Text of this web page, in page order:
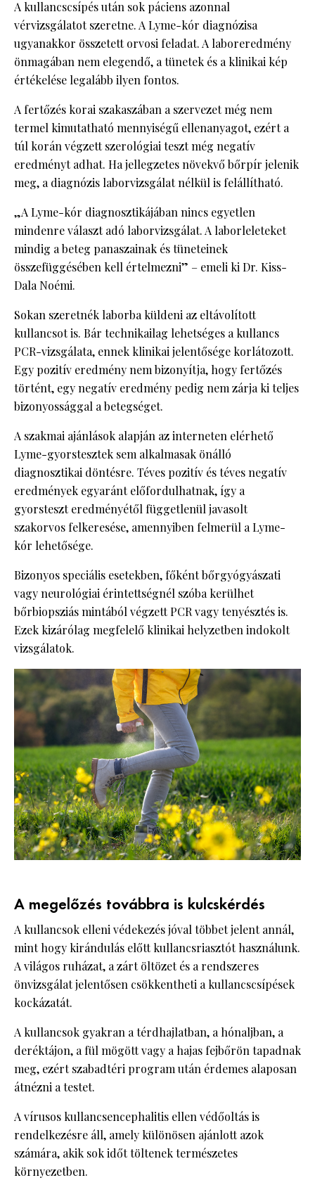
A kullancscsípés után sok páciens azonnal
vérvizsgálatot szeretne. A Lyme-kór diagnózisa
ugyanakkor összetett orvosi feladat. A laboreredmény
önmagában nem elegendő, a tünetek és a klinikai kép
értékelése legalább ilyen fontos.
A fertőzés korai szakaszában a szervezet még nem
termel kimutatható mennyiségű ellenanyagot, ezért a
túl korán végzett szerológiai teszt még negatív
eredményt adhat. Ha jellegzetes növekvő bőrpír jelenik
meg, a diagnózis laborvizsgálat nélkül is felállítható.
„A Lyme-kór diagnosztikájában nincs egyetlen
mindenre választ adó laborvizsgálat. A laborleleteket
mindig a beteg panaszainak és tüneteinek
összefüggésében kell értelmezni” – emeli ki Dr. Kiss-
Dala Noémi.
Sokan szeretnék laborba küldeni az eltávolított
kullancsot is. Bár technikailag lehetséges a kullancs
PCR-vizsgálata, ennek klinikai jelentősége korlátozott.
Egy pozitív eredmény nem bizonyítja, hogy fertőzés
történt, egy negatív eredmény pedig nem zárja ki teljes
bizonyossággal a betegséget.
A szakmai ajánlások alapján az interneten elérhető
Lyme-gyorstesztek sem alkalmasak önálló
diagnosztikai döntésre. Téves pozitív és téves negatív
eredmények egyaránt előfordulhatnak, így a
gyorsteszt eredményétől függetlenül javasolt
szakorvos felkeresése, amennyiben felmerül a Lyme-
kór lehetősége.
Bizonyos speciális esetekben, főként bőrgyógyászati
vagy neurológiai érintettségnél szóba kerülhet
bőrbiopsziás mintából végzett PCR vagy tenyésztés is.
Ezek kizárólag megfelelő klinikai helyzetben indokolt
vizsgálatok.
A megelőzés továbbra is kulcskérdés
A kullancsok elleni védekezés jóval többet jelent annál,
mint hogy kirándulás előtt kullancsriasztót használunk.
A világos ruházat, a zárt öltözet és a rendszeres
önvizsgálat jelentősen csökkentheti a kullancscsípések
kockázatát.
A kullancsok gyakran a térdhajlatban, a hónaljban, a
deréktájon, a fül mögött vagy a hajas fejbőrön tapadnak
meg, ezért szabadtéri program után érdemes alaposan
átnézni a testet.
A vírusos kullancsencephalitis ellen védőoltás is
rendelkezésre áll, amely különösen ajánlott azok
számára, akik sok időt töltenek természetes
környezetben.